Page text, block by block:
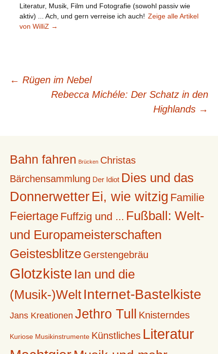
Literatur, Musik, Film und Fotografie (sowohl passiv wie
aktiv) ... Ach, und gern verreise ich auch! Zeige alle Artikel
von WilliZ →
Beitragsnavigation
← Rügen im Nebel
Rebecca Michéle: Der Schatz in den
Highlands →
Bahn fahren Brücken Christas
Bärchensammlung Der Idiot Dies und das
Donnerwetter Ei, wie witzig Familie
Feiertage Fuffzig und ... Fußball: Welt-
und Europameisterschaften
Geistesblitze Gerstengebräu
Glotzkiste Ian und die
(Musik-)Welt Internet-Bastelkiste
Jans Kreationen Jethro Tull Knisterndes
Kuriose Musikinstrumente Künstliches Literatur